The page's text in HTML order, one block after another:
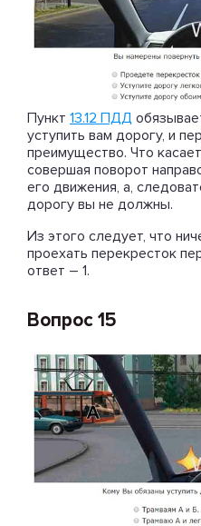
Пункт 13.12 ПДД
уступить вам дорогу, и
преимущество. Что
совершая поворот
его движения, а,
дорогу вы не должны.
Из этого следует, что
проехать перекресток
ответ – 1.
Вопрос 15